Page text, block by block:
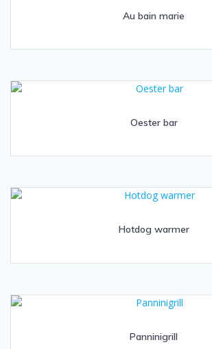
Au bain marie
Oester bar
Hotdog warmer
Panninigrill